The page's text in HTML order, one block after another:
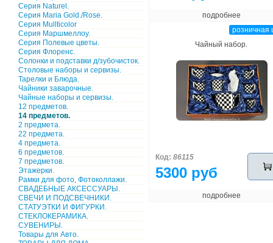
Серия Naturel.
Серия Maria Gold./Rose.
Серия Mullticolor
Серия Маршмеллоу.
Серия Полевые цветы.
Серия Флоренс.
Солонки и подставки д/зубочисток.
Столовые наборы и сервизы.
Тарелки и Блюда.
Чайники заварочные.
Чайные наборы и сервизы.
12 предметов.
14 предметов.
2 предмета.
22 предмета.
4 предмета.
6 предметов.
7 предметов.
Этажерки.
Рамки для фото, Фотоколлажи.
СВАДЕБНЫЕ АКСЕССУАРЫ.
СВЕЧИ И ПОДСВЕЧНИКИ.
СТАТУЭТКИ И ФИГУРКИ.
СТЕКЛОКЕРАМИКА.
СУВЕНИРЫ.
Товары для Авто.
подробнее
розничная
Чайный набор.
Код: 86115
5300 руб
подробнее